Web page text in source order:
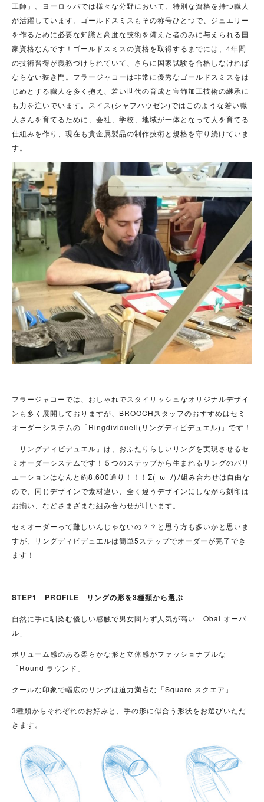
工師」。ヨーロッパでは様々な分野において、特別な資格を持つ職人
が活躍しています。ゴールドスミスもその称号ひとつで、ジュエリー
を作るために必要な知識と高度な技術を備えた者のみに与えられる国
家資格なんです！ゴールドスミスの資格を取得するまでには、4年間
の技術習得が義務づけられていて、さらに国家試験を合格しなければ
ならない狭き門。フラージャコーは非常に優秀なゴールドスミスをは
じめとする職人を多く抱え、若い世代の育成と宝飾加工技術の継承に
も力を注いでいます。スイス(シャフハウゼン)ではこのような若い職
人さんを育てるために、会社、学校、地域が一体となって人を育てる
仕組みを作り、現在も貴金属製品の制作技術と規格を守り続けていま
す。
フラージャコーでは、おしゃれでスタイリッシュなオリジナルデザイ
ンも多く展開しておりますが、BROOCHスタッフのおすすめはセミ
オーダーシステムの「Ringdividuell(リングディビデュエル)」です！
「リングディビデュエル」は、おふたりらしいリングを実現させるセ
ミオーダーシステムです！５つのステップから生まれるリングのバリ
エーションはなんと約8,600通り！！！Σ(･ω･ﾉ)ﾉ組み合わせは自由な
ので、同じデザインで素材違い、全く違うデザインにしながら刻印は
お揃い、などさまざまな組み合わせが叶います。
セミオーダーって難しいんじゃないの？？と思う方も多いかと思いま
すが、リングディビデュエルは簡単5ステップでオーダーが完了でき
ます！
STEP1 PROFILE リングの形を3種類から選ぶ
自然に手に馴染む優しい感触で男女問わず人気が高い「Obal オーバ
ル」
ボリューム感のある柔らかな形と立体感がファッショナブルな
「Round ラウンド」
クールな印象で幅広のリングは迫力満点な「Square スクエア」
3種類からそれぞれのお好みと、手の形に似合う形状をお選びいただ
きます。